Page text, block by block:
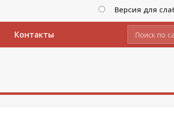
Версия для
Контакты